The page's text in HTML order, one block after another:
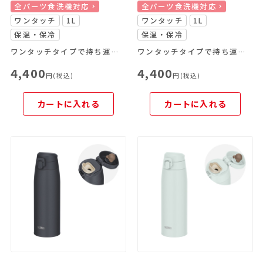
全パーツ食洗機対応
ワンタッチ
1L
保温・保冷
ワンタッチタイプで持ち運びやすいキャリーループ付きのマグ
4,400円(税込)
カートに入れる
全パーツ食洗機対応
ワンタッチ
1L
保温・保冷
ワンタッチタイプで持ち運びやすいキャリーループ付きのマグ
4,400円(税込)
カートに入れる